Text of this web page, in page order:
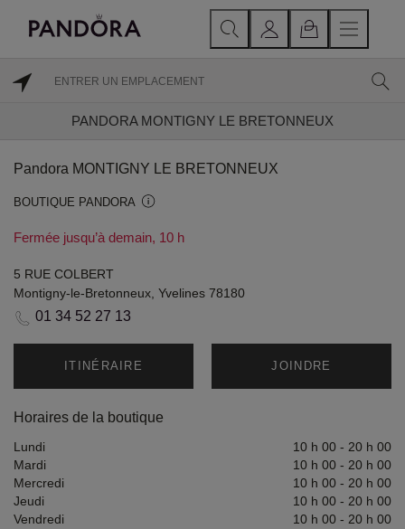
PANDORA MONTIGNY LE BRETONNEUX
Pandora MONTIGNY LE BRETONNEUX
BOUTIQUE PANDORA
Fermée jusqu’à demain, 10 h
5 RUE COLBERT
Montigny-le-Bretonneux, Yvelines 78180
01 34 52 27 13
ITINÉRAIRE JOINDRE
Horaires de la boutique
Lundi 10 h 00 - 20 h 00
Mardi
10 h 00 - 20 h 00
Mercredi
10 h 00 - 20 h 00
Jeudi
10 h 00 - 20 h 00
Vendredi
10 h 00 - 20 h 00